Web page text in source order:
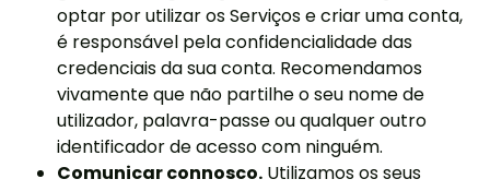
optar por utilizar os Serviços e criar uma conta,
é responsável pela confidencialidade das
credenciais da sua conta. Recomendamos
vivamente que não partilhe o seu nome de
utilizador, palavra-passe ou qualquer outro
identificador de acesso com ninguém.
Comunicar connosco. Utilizamos os seus